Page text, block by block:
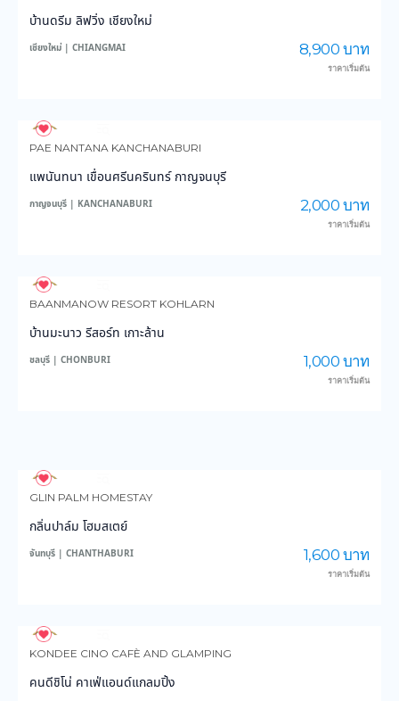
บ้านดรีม ลิฟวิ่ง เชียงใหม่
เชียงใหม่ | CHIANGMAI 8,900 บาท
ราคาเริ่มต้น
3,865
PAE NANTANA KANCHANABURI
แพนันทนา เขื่อนศรีนครินทร์ กาญจนบุรี
กาญจนบุรี | KANCHANABURI 2,000 บาท
ราคาเริ่มต้น
4,070
BAANMANOW RESORT KOHLARN
บ้านมะนาว รีสอร์ท เกาะล้าน
ชลบุรี | CHONBURI 1,000 บาท
ราคาเริ่มต้น
3,760
GLIN PALM HOMESTAY
กลิ่นปาล์ม โฮมสเตย์
จันทบุรี | CHANTHABURI 1,600 บาท
ราคาเริ่มต้น
3,166
KONDEE CINO CAFÈ AND GLAMPING
คนดีชิโน่ คาเฟ่แอนด์แกลมปิ้ง